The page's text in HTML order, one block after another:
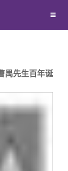
禺先生百年诞